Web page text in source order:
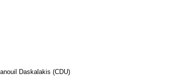
Daskalakis (CDU)